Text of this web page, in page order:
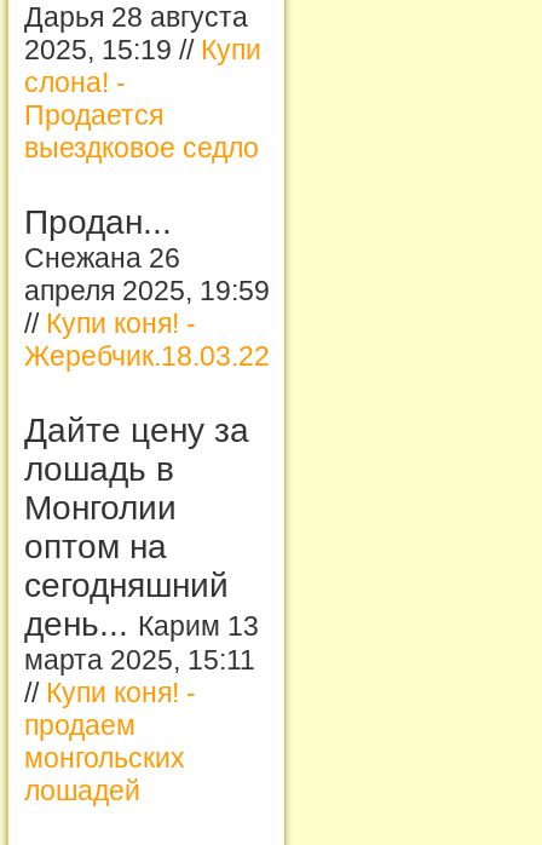
Дарья 28 августа
2025, 15:19 // Купи
слона! -
Продается
выездковое седло
Продан...
Снежана 26
апреля 2025, 19:59
// Купи коня! -
Жеребчик.18.03.22
Дайте цену за
лошадь в
Монголии
оптом на
сегодняшний
день... Карим 13
марта 2025, 15:11
// Купи коня! -
продаем
монгольских
лошадей